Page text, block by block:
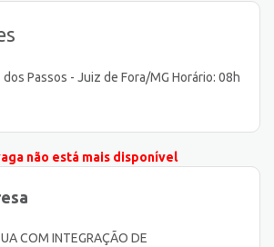
Passos - Juiz de Fora/MG Horário: 08h
não está mais disponível
COM INTEGRAÇÃO DE